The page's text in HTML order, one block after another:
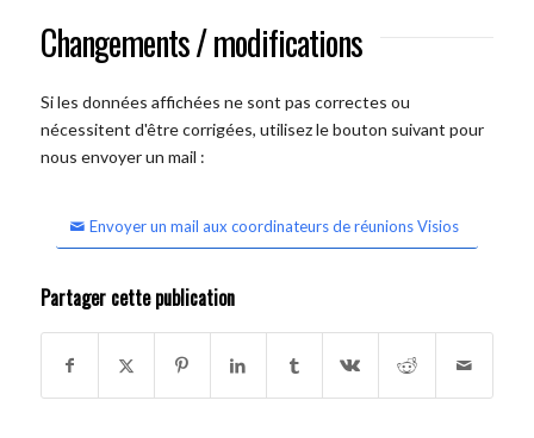
Changements / modifications
Si les données affichées ne sont pas correctes ou
nécessitent d'être corrigées, utilisez le bouton suivant pour
nous envoyer un mail :
Envoyer un mail aux coordinateurs de réunions Visios
Partager cette publication